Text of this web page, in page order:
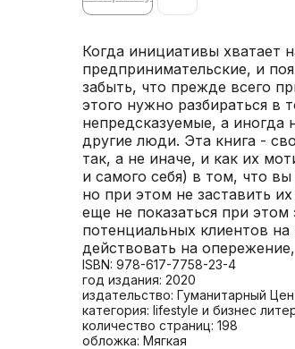
Когда инициативы хватает
предпринимательские, и
забыть, что прежде всего
этого нужно разбираться в
непредсказуемые, а иногда
другие люди. Эта книга -
так, а не иначе, и как их
и самого себя) в том, что
но при этом не заставить
еще не показаться при
потенциальных клиентов
действовать на
ISBN: 978-617-7758-23-4
год издания: 2020
издательство: Гуманитарный
категория: lifestyle и бизнес
количество страниц: 198
обложка: Мягкая